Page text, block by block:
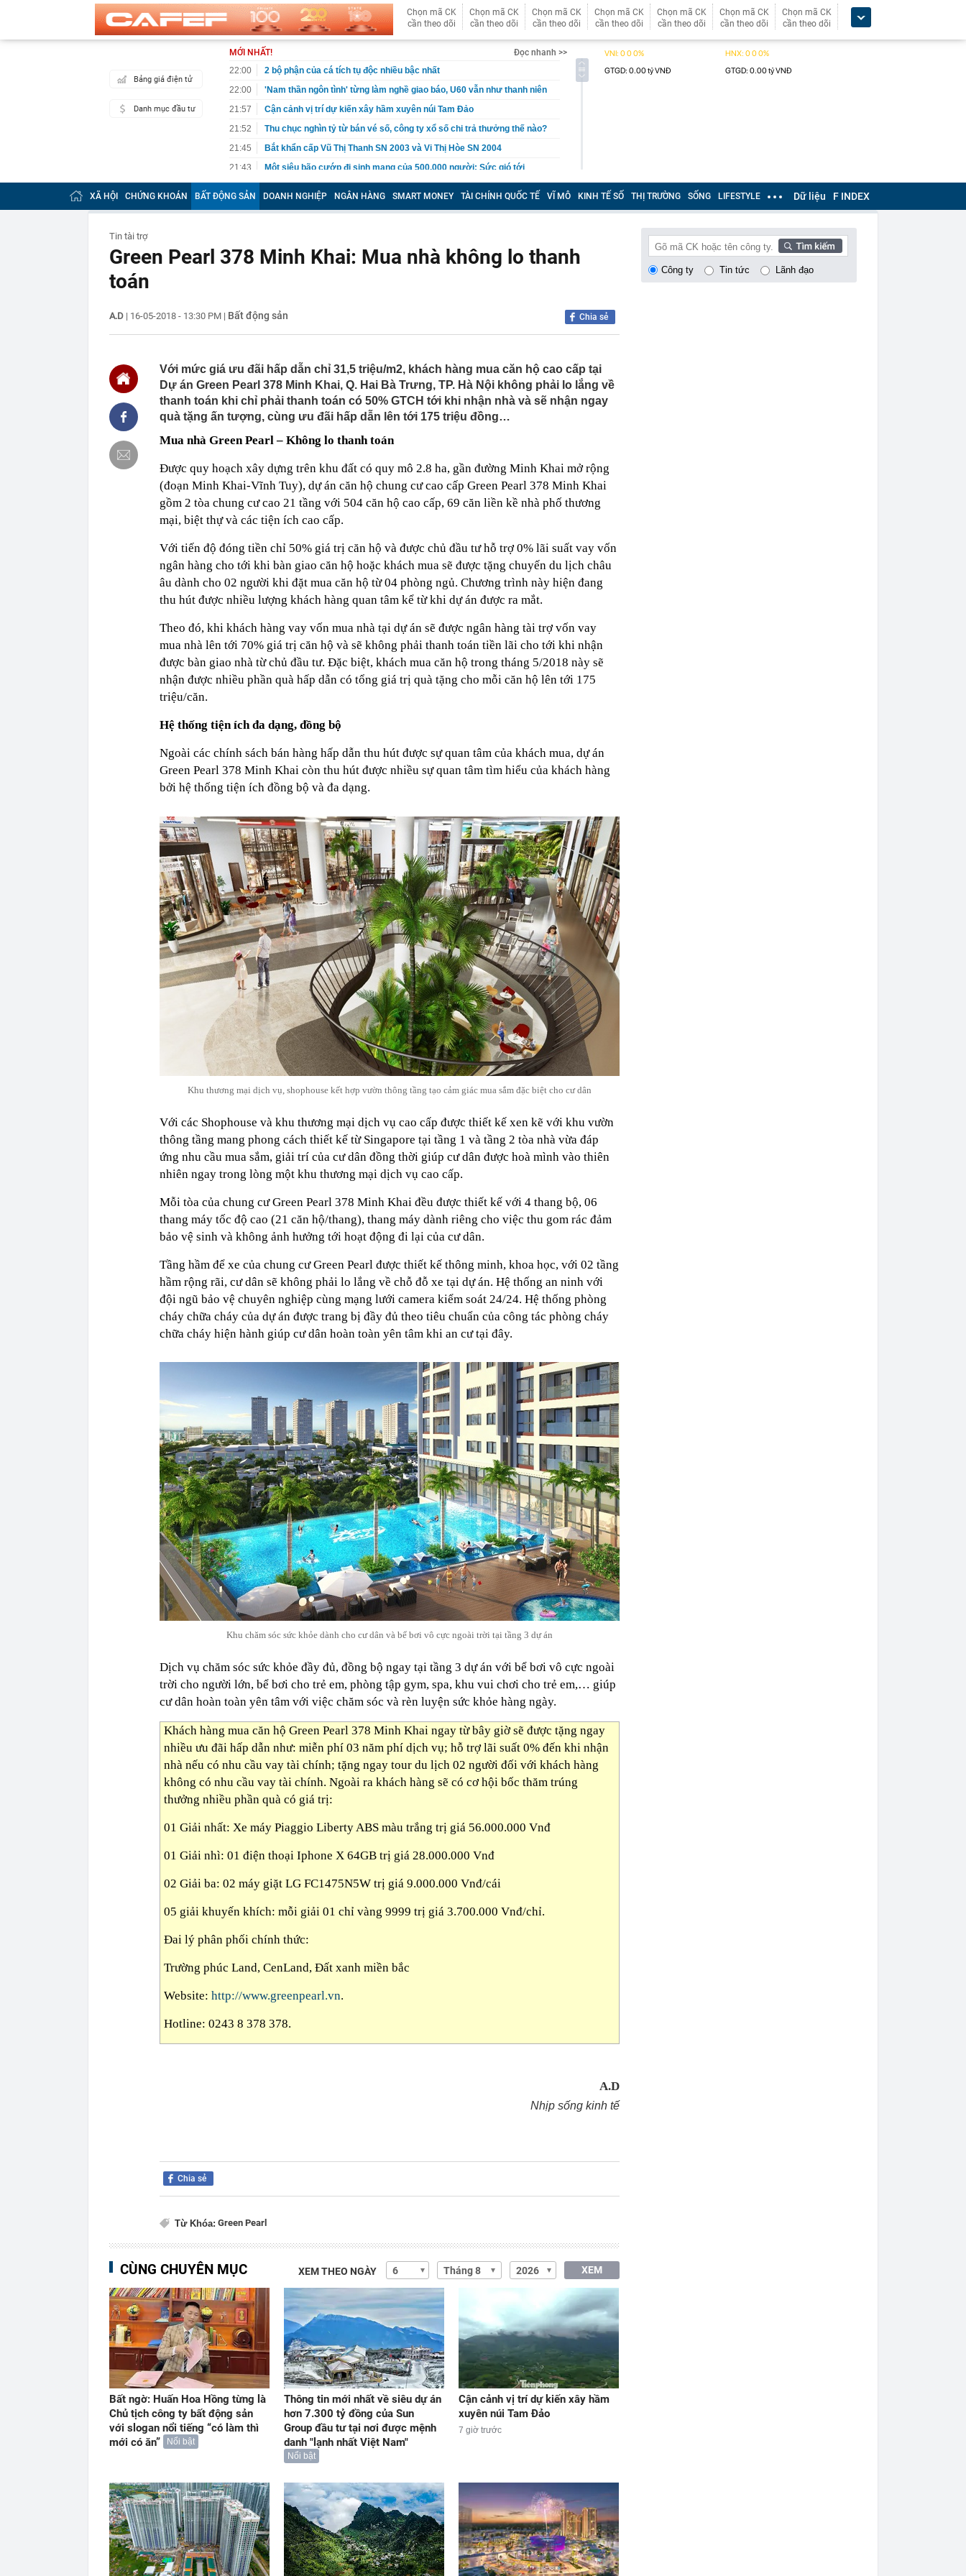
Chọn mã CK
cần theo dõi
Chọn mã CK
cần theo dõi
Chọn mã CK
cần theo dõi
Chọn mã CK
cần theo dõi
Chọn mã CK
cần theo dõi
Chọn mã CK
cần theo dõi
Chọn mã CK
cần theo dõi
Bảng giá điện tử
Danh mục đầu tư
MỚI NHẤT!
Đọc nhanh >>
22:00
2 bộ phận của cá tích tụ độc nhiều bậc nhất
22:00
'Nam thần ngôn tình' từng làm nghề giao báo, U60 vẫn như thanh niên
21:57
Cận cảnh vị trí dự kiến xây hầm xuyên núi Tam Đảo
21:52
Thu chục nghìn tỷ từ bán vé số, công ty xổ số chi trả thưởng thế nào?
21:45
Bắt khẩn cấp Vũ Thị Thanh SN 2003 và Vi Thị Hòe SN 2004
21:43
Một siêu bão cướp đi sinh mạng của 500.000 người: Sức gió tới
trong lịch sử
21:34
"Tiền làm ra rồi cũng để cho con": Lời khuyên khiến nhiều cha mẹ
21:18
Cuộc đua ngầm lãi suất tiết kiệm: Có ngân hàng lớn niêm yết 6%
21:17
Nghệ sĩ Việt cứ đụng tay là ra hit, phim có thể chưa xem nhưng nhạc
chắc chắn thuộc lòng
năm tiết lộ điều gia chủ nên để ý
21:08
Một doanh nghiệp sắp trả cổ tức 3.000 đồng/cp, duy trì “mưa tiền mặt”
suốt 15 năm qua
21:04
Vì sao nhiều gia đình không còn đặt bồn rửa trong phòng tắm? Hóa ra
Nhiều ngày trước, kịp thời xử lý 1 đối tượng tại sân bay Nội Bài, phạt
20:52
Nơi “đại kỵ” khi đặt WiFi, nhiều người để sai chỗ mà không biết
20:50
Vì sao chủ tịch công ty từng 'nổ' chi 100 tỷ USD làm đường sắt cao tốc
bị bắt?
Top xe sedan đáng mua trong tầm giá 500 triệu đồng
20:40
Ukraine hé lộ về chiến dịch 40 ngày tấn công sâu vào lãnh thổ Nga
XÃ HỘI CHỨNG KHOÁN BẤT ĐỘNG SẢN DOANH NGHIỆP NGÂN HÀNG SMART MONEY TÀI CHÍNH QUỐC TẾ VĨ MÔ KINH TẾ SỐ THỊ TRƯỜNG SỐNG LIFESTYLE Dữ liệu F INDEX
Tin tài trợ
Green Pearl 378 Minh Khai: Mua nhà không lo thanh
toán
A.D | 16-05-2018 - 13:30 PM | Bất động sản Chia sẻ
Với mức giá ưu đãi hấp dẫn chỉ 31,5 triệu/m2, khách hàng mua căn hộ cao cấp tại
Dự án Green Pearl 378 Minh Khai, Q. Hai Bà Trưng, TP. Hà Nội không phải lo lắng về
thanh toán khi chỉ phải thanh toán có 50% GTCH tới khi nhận nhà và sẽ nhận ngay
quà tặng ấn tượng, cùng ưu đãi hấp dẫn lên tới 175 triệu đồng…
Mua nhà Green Pearl – Không lo thanh toán
Được quy hoạch xây dựng trên khu đất có quy mô 2.8 ha, gần đường Minh Khai mở rộng
(đoạn Minh Khai-Vĩnh Tuy), dự án căn hộ chung cư cao cấp Green Pearl 378 Minh Khai
gồm 2 tòa chung cư cao 21 tầng với 504 căn hộ cao cấp, 69 căn liền kề nhà phố thương
mại, biệt thự và các tiện ích cao cấp.
Với tiến độ đóng tiền chỉ 50% giá trị căn hộ và được chủ đầu tư hỗ trợ 0% lãi suất vay vốn
ngân hàng cho tới khi bàn giao căn hộ hoặc khách mua sẽ được tặng chuyến du lịch châu
âu dành cho 02 người khi đặt mua căn hộ từ 04 phòng ngủ. Chương trình này hiện đang
thu hút được nhiều lượng khách hàng quan tâm kể từ khi dự án được ra mắt.
Theo đó, khi khách hàng vay vốn mua nhà tại dự án sẽ được ngân hàng tài trợ vốn vay
mua nhà lên tới 70% giá trị căn hộ và sẽ không phải thanh toán tiền lãi cho tới khi nhận
được bàn giao nhà từ chủ đầu tư. Đặc biệt, khách mua căn hộ trong tháng 5/2018 này sẽ
nhận được nhiều phần quà hấp dẫn có tổng giá trị quà tặng cho mỗi căn hộ lên tới 175
triệu/căn.
Hệ thống tiện ích đa dạng, đồng bộ
Ngoài các chính sách bán hàng hấp dẫn thu hút được sự quan tâm của khách mua, dự án
Green Pearl 378 Minh Khai còn thu hút được nhiều sự quan tâm tìm hiểu của khách hàng
bởi hệ thống tiện ích đồng bộ và đa dạng.
Khu thương mại dịch vụ, shophouse kết hợp vườn thông tầng tạo cảm giác mua sắm đặc biệt cho cư dân
Với các Shophouse và khu thương mại dịch vụ cao cấp được thiết kế xen kẽ với khu vườn
thông tầng mang phong cách thiết kế từ Singapore tại tầng 1 và tầng 2 tòa nhà vừa đáp
ứng nhu cầu mua sắm, giải trí của cư dân đồng thời giúp cư dân được hoà mình vào thiên
nhiên ngay trong lòng một khu thương mại dịch vụ cao cấp.
Mỗi tòa của chung cư Green Pearl 378 Minh Khai đều được thiết kế với 4 thang bộ, 06
thang máy tốc độ cao (21 căn hộ/thang), thang máy dành riêng cho việc thu gom rác đảm
bảo vệ sinh và không ảnh hưởng tới hoạt động đi lại của cư dân.
Tầng hầm để xe của chung cư Green Pearl được thiết kế thông minh, khoa học, với 02 tầng
hầm rộng rãi, cư dân sẽ không phải lo lắng về chỗ đỗ xe tại dự án. Hệ thống an ninh với
đội ngũ bảo vệ chuyên nghiệp cùng mạng lưới camera kiểm soát 24/24. Hệ thống phòng
cháy chữa cháy của dự án được trang bị đầy đủ theo tiêu chuẩn của công tác phòng cháy
chữa cháy hiện hành giúp cư dân hoàn toàn yên tâm khi an cư tại đây.
Khu chăm sóc sức khỏe dành cho cư dân và bể bơi vô cực ngoài trời tại tầng 3 dự án
Dịch vụ chăm sóc sức khỏe đầy đủ, đồng bộ ngay tại tầng 3 dự án với bể bơi vô cực ngoài
trời cho người lớn, bể bơi cho trẻ em, phòng tập gym, spa, khu vui chơi cho trẻ em,… giúp
cư dân hoàn toàn yên tâm với việc chăm sóc và rèn luyện sức khỏe hàng ngày.
Khách hàng mua căn hộ Green Pearl 378 Minh Khai ngay từ bây giờ sẽ được tặng ngay
nhiều ưu đãi hấp dẫn như: miễn phí 03 năm phí dịch vụ; hỗ trợ lãi suất 0% đến khi nhận
nhà nếu có nhu cầu vay tài chính; tặng ngay tour du lịch 02 người đối với khách hàng
không có nhu cầu vay tài chính. Ngoài ra khách hàng sẽ có cơ hội bốc thăm trúng
thưởng nhiều phần quà có giá trị:
01 Giải nhất: Xe máy Piaggio Liberty ABS màu trắng trị giá 56.000.000 Vnđ
01 Giải nhì: 01 điện thoại Iphone X 64GB trị giá 28.000.000 Vnđ
02 Giải ba: 02 máy giặt LG FC1475N5W trị giá 9.000.000 Vnđ/cái
05 giải khuyến khích: mỗi giải 01 chỉ vàng 9999 trị giá 3.700.000 Vnđ/chỉ.
Đai lý phân phối chính thức:
Trường phúc Land, CenLand, Đất xanh miền bắc
Website: http://www.greenpearl.vn.
Hotline: 0243 8 378 378.
A.D
Nhịp sống kinh tế
Chia sẻ
Từ Khóa: Green Pearl
CÙNG CHUYÊN MỤC XEM THEO NGÀY XEM
Bất ngờ: Huấn Hoa Hồng từng là
Chủ tịch công ty bất động sản
với slogan nổi tiếng “có làm thì
mới có ăn”
Nổi bật
Thông tin mới nhất về siêu dự án
hơn 7.300 tỷ đồng của Sun
Group đầu tư tại nơi được mệnh
danh "lạnh nhất Việt Nam"
Nổi bật
Cận cảnh vị trí dự kiến xây hầm
xuyên núi Tam Đảo
7 giờ trước
Công ty Tin tức Lãnh đạo